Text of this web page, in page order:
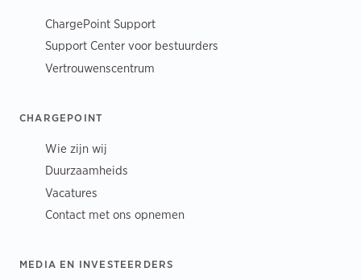
ChargePoint Support
Support Center voor bestuurders
Vertrouwenscentrum
CHARGEPOINT
Wie zijn wij
Duurzaamheids
Vacatures
Contact met ons opnemen
MEDIA EN INVESTEERDERS